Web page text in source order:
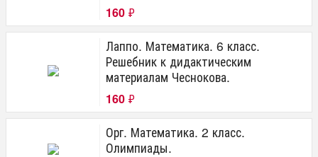
160 ₽
Лаппо. Математика. 6 класс.
Решебник к дидактическим
материалам Чеснокова.
160 ₽
Орг. Математика. 2 класс.
Олимпиады.